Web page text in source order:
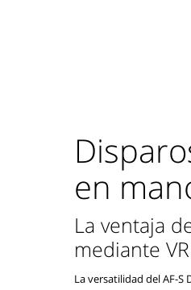
en
La ventaja
mediante VR
La versatilidad del AF-S